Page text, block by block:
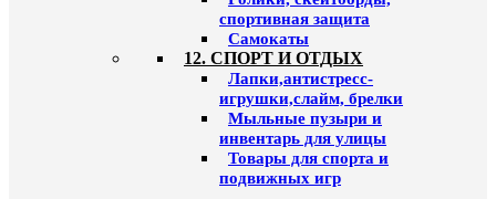
спортивная защита
Самокаты
12. СПОРТ И ОТДЫХ
Лапки,антистресс-
игрушки,слайм, брелки
Мыльные пузыри и
инвентарь для улицы
Товары для спорта и
подвижных игр